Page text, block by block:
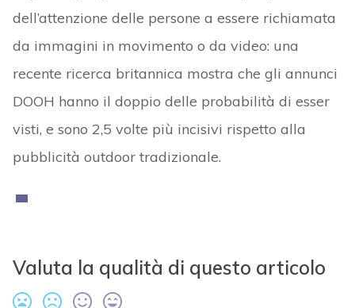
dell’attenzione delle persone a essere richiamata
da immagini in movimento o da video: una
recente ricerca britannica mostra che gli annunci
DOOH hanno il doppio delle probabilità di esser
visti, e sono 2,5 volte più incisivi rispetto alla
pubblicità outdoor tradizionale.
Valuta la qualità di questo articolo